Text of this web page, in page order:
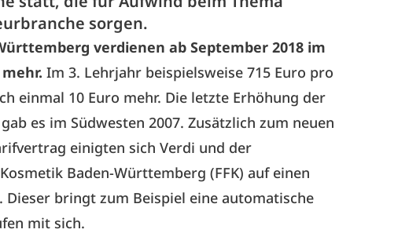
sorgen.
verdienen ab September 2018 im
Im 3. Lehrjahr beispielsweise 715 Euro pro
einmal 10 Euro mehr. Die letzte Erhöhung der
es im Südwesten 2007. Zusätzlich zum neuen
einigten sich Verdi und der
Baden-Württemberg (FFK) auf einen
bringt zum Beispiel eine automatische
mit sich.